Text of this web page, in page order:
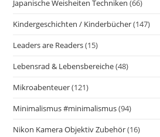
Japanische Weisheiten Techniken (66)
Kindergeschichten / Kinderbücher(147)
Leaders are Readers(15)
Lebensrad & Lebensbereiche(48)
Mikroabenteuer(121)
Minimalismus #minimalismus(94)
Nikon Kamera Objektiv Zubehör(16)